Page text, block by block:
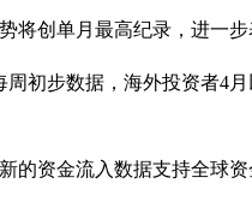
将创单月最高纪录，进一
初步数据，海外投资者4
的资金流入数据支持全球